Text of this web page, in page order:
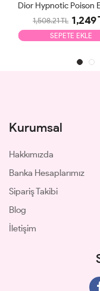
1,508.21 TL 1,249
SEPETE EKLE
Kurumsal
Hakkımızda
Banka Hesaplarımız
Sipariş Takibi
Blog
İletişim